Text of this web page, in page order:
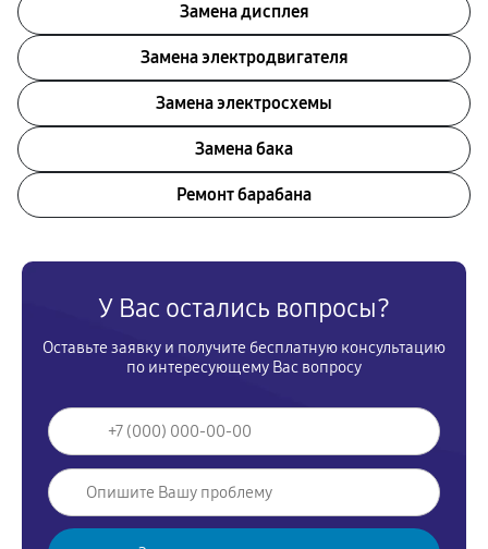
Замена дисплея
Замена электродвигателя
Замена электросхемы
Замена бака
Ремонт барабана
У Вас остались вопросы?
Оставьте заявку и получите бесплатную консультацию
по интересующему Вас вопросу